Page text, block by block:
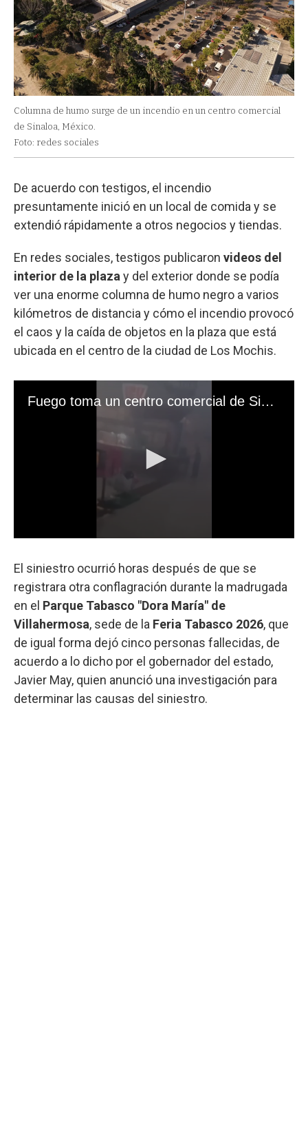
Columna de humo surge de un incendio en un centro comercial
de Sinaloa, México.
Foto: redes sociales
De acuerdo con testigos, el incendio
presuntamente inició en un local de comida y se
extendió rápidamente a otros negocios y tiendas.
En redes sociales, testigos publicaron videos del
interior de la plaza y del exterior donde se podía
ver una enorme columna de humo negro a varios
kilómetros de distancia y cómo el incendio provocó
el caos y la caída de objetos en la plaza que está
ubicada en el centro de la ciudad de Los Mochis.
El siniestro ocurrió horas después de que se
registrara otra conflagración durante la madrugada
en el Parque Tabasco "Dora María" de
Villahermosa, sede de la Feria Tabasco 2026, que
de igual forma dejó cinco personas fallecidas, de
acuerdo a lo dicho por el gobernador del estado,
Javier May, quien anunció una investigación para
determinar las causas del siniestro.